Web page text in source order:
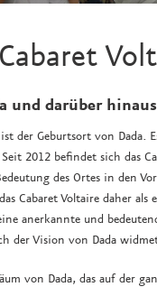
und darüber hinaus
ist der Geburtsort von
2012 befindet sich das
des Ortes in den
Cabaret Voltaire daher als
anerkannte und
der Vision von Dada
von Dada, das auf der